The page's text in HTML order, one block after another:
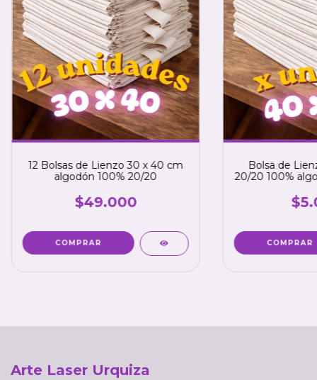
12 Bolsas de Lienzo 30 x 40 cm
algodón 100% 20/20
$49.000
Bolsa de
20/20 100%
Arte Laser Urquiza